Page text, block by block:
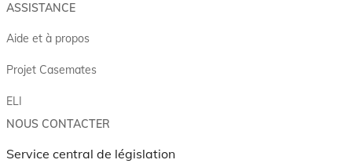
ASSISTANCE
Aide et à propos
Projet Casemates
ELI
NOUS CONTACTER
Service central de législation